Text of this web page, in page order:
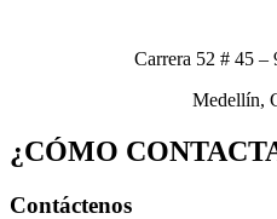
Carrera 52 # 45 –
Medellín,
¿CÓMO
Contáctenos